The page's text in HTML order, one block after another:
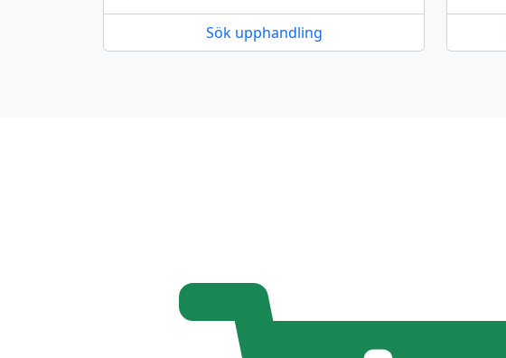
Sök upphandling